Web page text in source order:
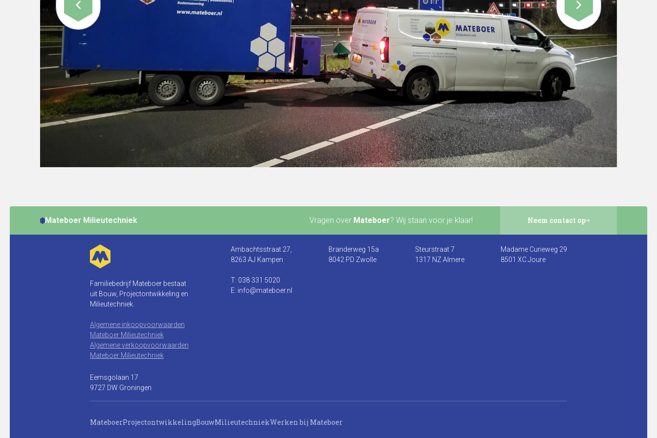
Mateboer Milieutechniek Vragen over Mateboer? Wij staan voor je klaar! Neem contact op
Familiebedrijf Mateboer bestaat
uit Bouw, Projectontwikkeling en
Milieutechniek.
Algemene inkoopvoorwaarden
Mateboer Milieutechniek
Algemene verkoopvoorwaarden
Mateboer Milieutechniek
Ambachtsstraat 27,
8263 AJ Kampen
T: 038 331 5020
E: info@mateboer.nl
Branderweg 15a
8042 PD Zwolle
Steurstraat 7
1317 NZ Almere
Madame Curieweg 29
8501 XC Joure
Eemsgolaan 17
9727 DW Groningen
MateboerProjectontwikkelingBouwMilieutechniekWerken bij Mateboer